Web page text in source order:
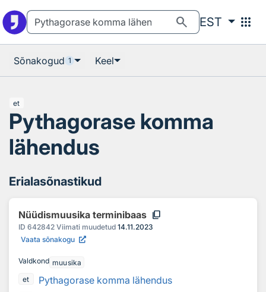
search EST apps
Sõnakogud 1 Keel
et
Pythagorase komma
lähendus
Erialasõnastikud
Nüüdismuusika terminibaas content_copy
ID 642842 Viimati muudetud 14.11.2023
Vaata sõnakogu
Valdkond muusika
et
Pythagorase komma lähendus